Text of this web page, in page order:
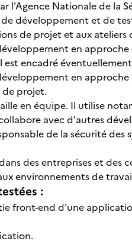
l'Agence Nationale de la
développement et de
de projet et aux
en
est encadré
en
projet.
en équipe. Il utilise
avec d'autres
de la sécurité
des entreprises et
environnements de
:
front-end d'une